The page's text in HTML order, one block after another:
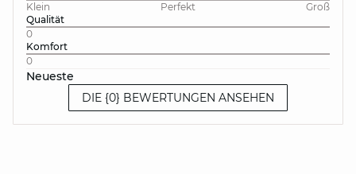
Klein
Perfekt
Groß
Qualität
0
Komfort
0
Neueste
DIE {0} BEWERTUNGEN ANSEHEN